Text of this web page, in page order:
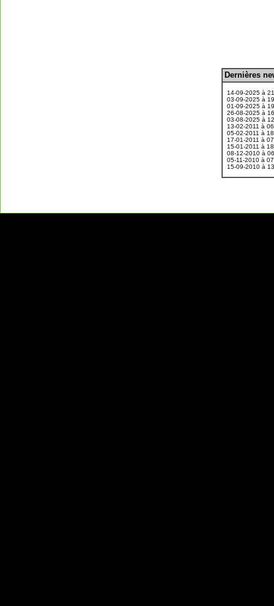
Dernières
14-09-2025 à
03-09-2025 à
01-09-2025 à
26-08-2025 à
03-08-2025 à
13-02-2011 à
05-02-2011 à
17-01-2011 à
15-01-2011 à
08-12-2010 à
05-11-2010 à
15-09-2010 à